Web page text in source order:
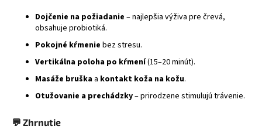
Dojčenie na požiadanie – najlepšia výživa pre črevá,
obsahuje probiotiká.
Pokojné kŕmenie bez stresu.
Vertikálna poloha po kŕmení(15–20 minút).
Masáže bruška a kontakt koža na kožu.
Otužovanie a prechádzky– prirodzene stimulujú trávenie.
💬 Zhrnutie